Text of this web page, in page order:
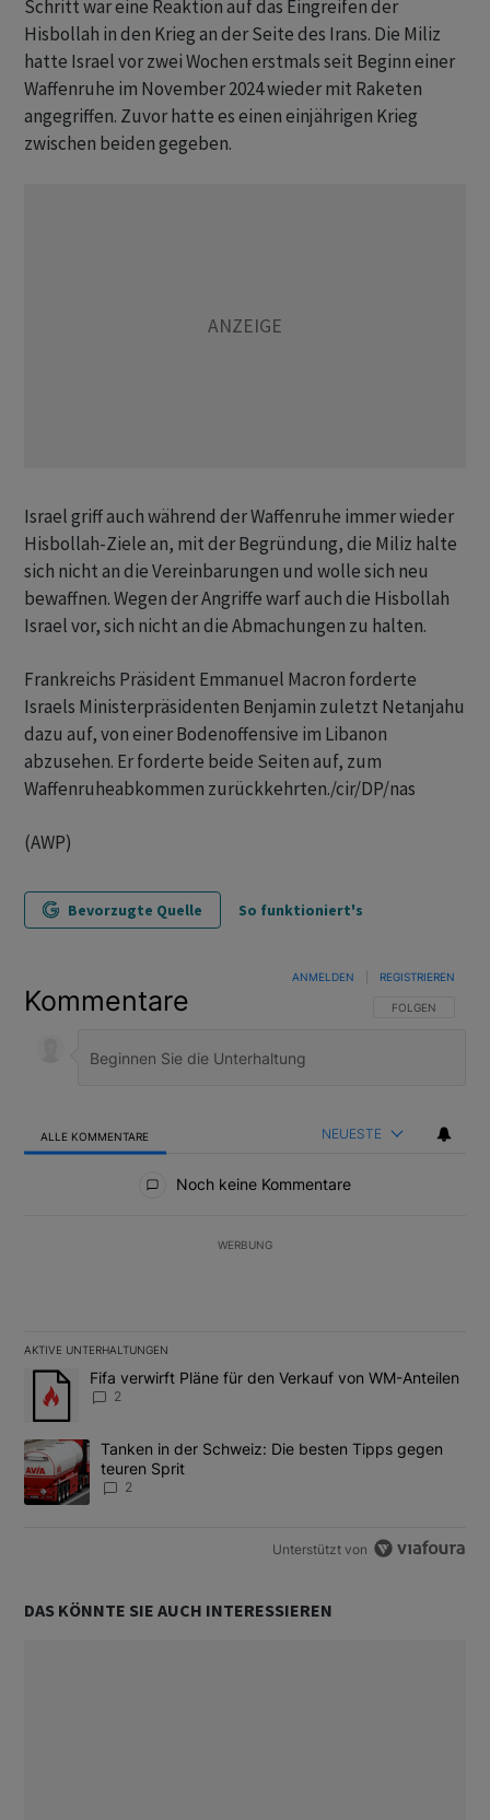
Schritt war eine Reaktion auf das Eingreifen der
Hisbollah in den Krieg an der Seite des Irans. Die Miliz
hatte Israel vor zwei Wochen erstmals seit Beginn einer
Waffenruhe im November 2024 wieder mit Raketen
angegriffen. Zuvor hatte es einen einjährigen Krieg
zwischen beiden gegeben.
Israel griff auch während der Waffenruhe immer wieder
Hisbollah-Ziele an, mit der Begründung, die Miliz halte
sich nicht an die Vereinbarungen und wolle sich neu
bewaffnen. Wegen der Angriffe warf auch die Hisbollah
Israel vor, sich nicht an die Abmachungen zu halten.
Frankreichs Präsident Emmanuel Macron forderte
Israels Ministerpräsidenten Benjamin zuletzt Netanjahu
dazu auf, von einer Bodenoffensive im Libanon
abzusehen. Er forderte beide Seiten auf, zum
Waffenruheabkommen zurückkehrten./cir/DP/nas
(AWP)
Bevorzugte Quelle So funktioniert's
Kommentare FOLGE DIESER
FOLGEN
ANMELDEN REGISTRIEREN
ALLE KOMMENTARE NEUESTE
Noch keine Kommentare
WERBUNG
AKTIVE UNTERHALTUNGEN
Das Folgende ist eine Liste der am meisten kommentierten
Ein Trendartikel mit dem Titel "Fifa verwirft Pläne für den
Fifa verwirft Pläne für den Verkauf von WM-Anteilen
2
Ein Trendartikel mit dem Titel "Tanken in der Schweiz: Die
Tanken in der Schweiz: Die besten Tipps gegen
teuren Sprit
2
Unterstützt von
DAS KÖNNTE SIE AUCH INTERESSIEREN